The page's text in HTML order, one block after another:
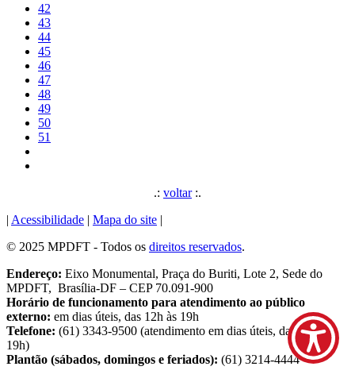
42
43
44
45
46
47
48
49
50
51
.: voltar:.
| Acessibilidade | Mapa do site |
© 2025 MPDFT - Todos os direitos reservados.
Endereço: Eixo Monumental, Praça do Buriti, Lote 2, Sede do
MPDFT, Brasília-DF – CEP 70.091-900
Horário de funcionamento para atendimento ao público
externo: em dias úteis, das 12h às 19h
Telefone: (61) 3343-9500 (atendimento em dias úteis, das 9h às
19h)
Plantão (sábados, domingos e feriados): (61) 3214-4444